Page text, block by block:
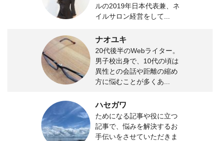
ルの2019年日本代表兼、ネ
イルサロン経営をして...
ナオユキ
20代後半のWebライター。
男子校出身で、10代の頃は
異性との会話や距離の縮め
方に悩むことが多くあ...
ハセガワ
ためになる記事や役に立つ
記事で、悩みを解決するお
手伝いをさせていただきま